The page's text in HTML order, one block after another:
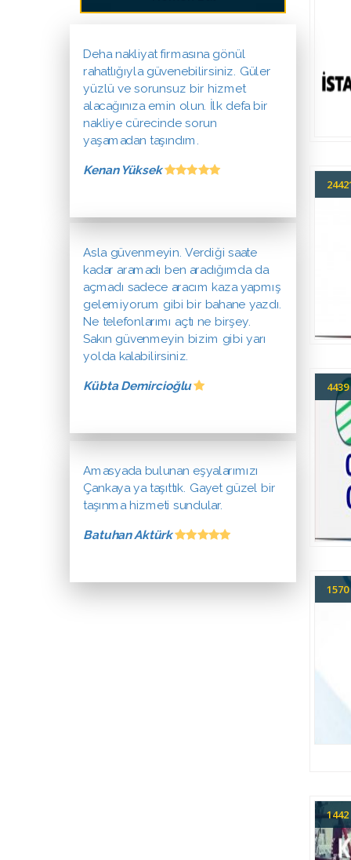
Deha nakliyat firmasına gönül
rahatlığıyla güvenebilirsiniz. Güler
yüzlü ve sorunsuz bir hizmet
alacağınıza emin olun. İlk defa bir
nakliye cürecinde sorun
yaşamadan taşındım.
Kenan Yüksek
Asla güvenmeyin. Verdiği saate
kadar aramadı ben aradığımda da
açmadı sadece aracım kaza yapmış
gelemiyorum gibi bir bahane yazdı.
Ne telefonlarımı açtı ne birşey.
Sakın güvenmeyin bizim gibi yarı
yolda kalabilirsiniz.
Kübta Demircioğlu
Amasyada bulunan eşyalarımızı
Çankaya ya taşıttık. Gayet güzel bir
taşınma hizmeti sundular.
Batuhan Aktürk